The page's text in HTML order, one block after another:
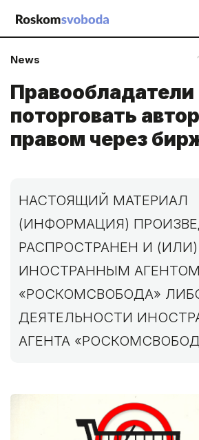
News
поторговать
правом через
НАСТОЯЩИЙ МАТЕРИАЛ
(ИНФОРМАЦИЯ)
РАСПРОСТРАНЕН И
ИНОСТРАННЫМ АГЕНТОМ
«РОСКОМСВОБОДА»
ДЕЯТЕЛЬНОСТИ
АГЕНТА